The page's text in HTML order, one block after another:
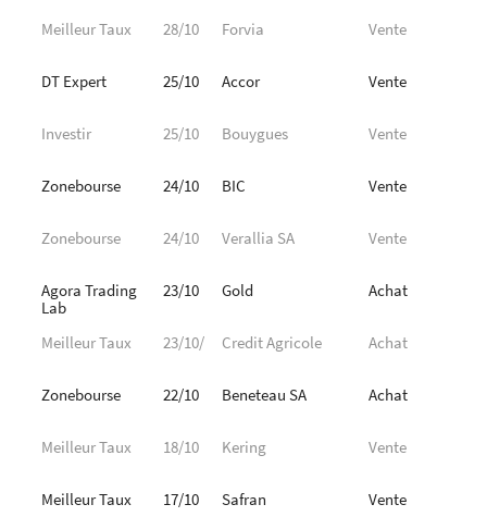
Meilleur Taux 28/10 Forvia Vente
DT Expert 25/10 Accor Vente
Investir 25/10 Bouygues Vente
Zonebourse 24/10 BIC Vente
Zonebourse 24/10 Verallia SA Vente
Agora Trading
Lab
23/10 Gold Achat
Meilleur Taux 23/10/ Credit Agricole Achat
Zonebourse 22/10 Beneteau SA Achat
Meilleur Taux 18/10 Kering Vente
Meilleur Taux 17/10 Safran Vente